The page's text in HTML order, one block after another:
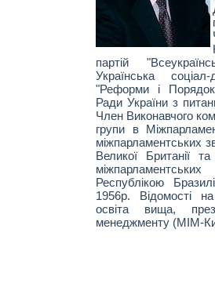
партій
Українська
"Реформи і
Ради України з
Член Виконавчого
групи в
міжпарламентських
Великої Британії
Республікою
1956р. Відомості
освіта вища,
менеджменту (МІМ-